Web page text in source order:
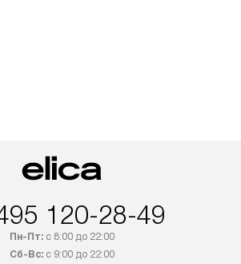
120-28-49
Пн-Пт:с 8:00 до 22:00
Сб-Вс:с 9:00 до 22:00